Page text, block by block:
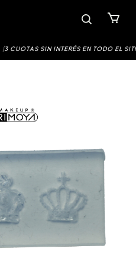
3 CUOTAS SIN INTERÉS EN TODO EL SITIO